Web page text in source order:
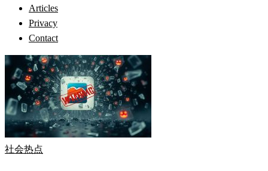
Articles
Privacy
Contact
社会热点